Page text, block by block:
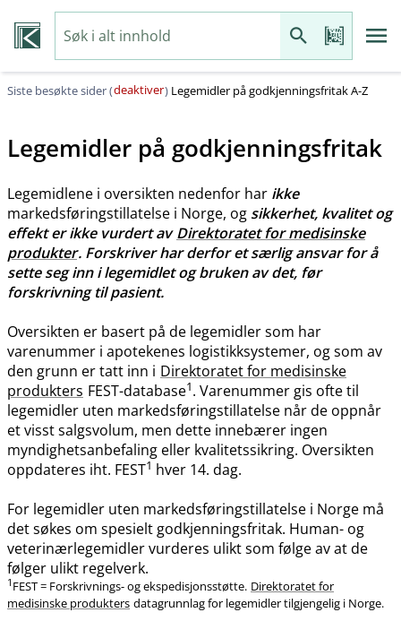
Siste besøkte sider (deaktiver) Legemidler på godkjenningsfritak A-Z
Legemidler på godkjenningsfritak
Legemidlene i oversikten nedenfor har ikke
markedsføringstillatelse i Norge, og sikkerhet, kvalitet og
effekt er ikke vurdert avDirektoratet for medisinske
produkter. Forskriver har derfor et særlig ansvar for å
sette seg inn i legemidlet og bruken av det, før
forskrivning til pasient.
Oversikten er basert på de legemidler som har
varenummer i apotekenes logistikksystemer, og som av
den grunn er tatt inn i Direktoratet for medisinske
produkters FEST-database1. Varenummer gis ofte til
legemidler uten markedsføringstillatelse når de oppnår
et visst salgsvolum, men dette innebærer ingen
myndighetsanbefaling eller kvalitetssikring. Oversikten
oppdateres iht. FEST1 hver 14. dag.
For legemidler uten markedsføringstillatelse i Norge må
det søkes om spesielt godkjenningsfritak. Human- og
veterinærlegemidler vurderes ulikt som følge av at de
følger ulikt regelverk.
1 FEST = Forskrivnings- og ekspedisjonsstøtte. Direktoratet for
medisinske produkters datagrunnlag for legemidler tilgjengelig i Norge.